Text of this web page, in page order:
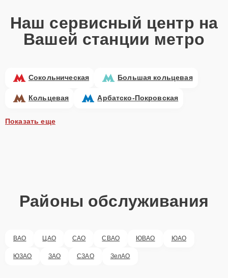
Наш сервисный центр на
Вашей станции метро
Сокольническая Большая кольцевая
Кольцевая Арбатско-Покровская
Показать еще
Районы обслуживания
ВАО ЦАО САО СВАО ЮВАО ЮАО
ЮЗАО ЗАО СЗАО ЗелАО